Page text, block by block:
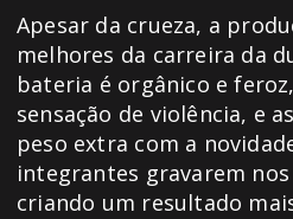
Apesar da crueza, a
melhores da carreira da
bateria é orgânico e
sensação de violência, e
peso extra com a
integrantes gravarem
criando um resultado